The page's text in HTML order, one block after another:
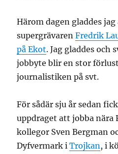
Härom dagen gladdes
supergrävarenFredrik
på Ekot. Jag gladdes och
jobbyte blir en stor
journalistiken på svt.
För sådär sju år sedan
uppdraget att jobba nära
kollegor Sven Bergman
Dyfvermark iTrojkan, i